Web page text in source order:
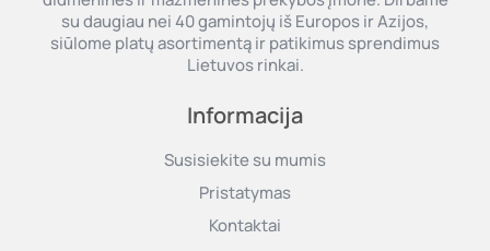
su daugiau nei 40 gamintojų iš Europos ir Azijos,
siūlome platų asortimentą ir patikimus sprendimus
Lietuvos rinkai.
Informacija
Susisiekite su mumis
Pristatymas
Kontaktai